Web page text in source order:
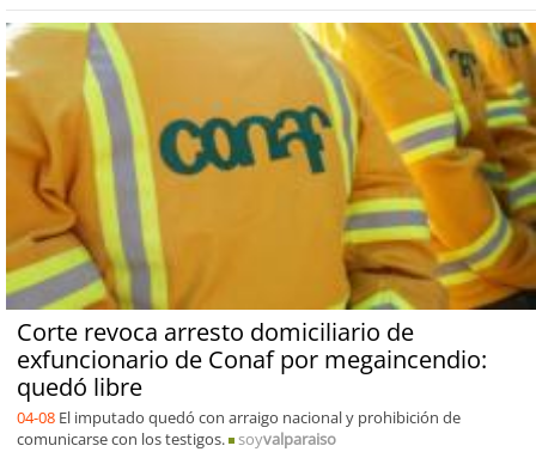
Corte revoca arresto domiciliario de
exfuncionario de Conaf por megaincendio:
quedó libre
04-08 El imputado quedó con arraigo nacional y prohibición de
comunicarse con los testigos.
soyvalparaiso